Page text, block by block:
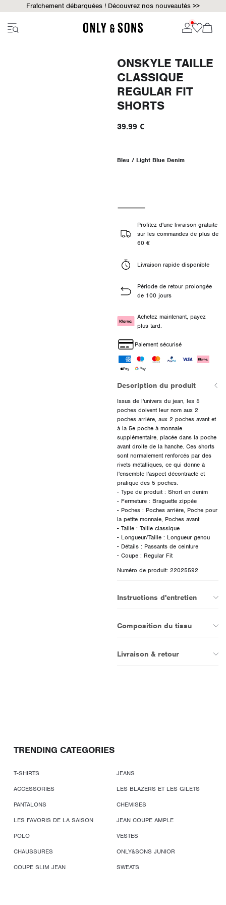
Fraîchement débarquées ! Découvrez nos nouveautés >>
ONSKYLE TAILLE
CLASSIQUE
REGULAR FIT
SHORTS
39.99 €
Bleu / Light Blue Denim
Profitez d'une livraison gratuite
sur les commandes de plus de
60 €
Livraison rapide disponible
Période de retour prolongée
de 100 jours
Achetez maintenant, payez
plus tard.
Paiement sécurisé
Description du produit
Issus de l'univers du jean, les 5
poches doivent leur nom aux 2
poches arrière, aux 2 poches avant et
à la 5e poche à monnaie
supplémentaire, placée dans la poche
avant droite de la hanche. Ces shorts
sont normalement renforcés par des
rivets métalliques, ce qui donne à
l'ensemble l'aspect décontracté et
pratique des 5 poches.
- Type de produit : Short en denim
- Fermeture : Braguette zippée
- Poches : Poches arrière, Poche pour
la petite monnaie, Poches avant
- Taille : Taille classique
- Longueur/Taille : Longueur genou
- Détails : Passants de ceinture
- Coupe : Regular Fit
Numéro de produit: 22025592
Instructions d'entretien
Composition du tissu
Livraison & retour
TRENDING CATEGORIES
T-SHIRTS
JEANS
ACCESSORIES
LES BLAZERS ET LES GILETS
PANTALONS
CHEMISES
LES FAVORIS DE LA SAISON
JEAN COUPE AMPLE
POLO
VESTES
CHAUSSURES
ONLY&SONS JUNIOR
COUPE SLIM JEAN
SWEATS